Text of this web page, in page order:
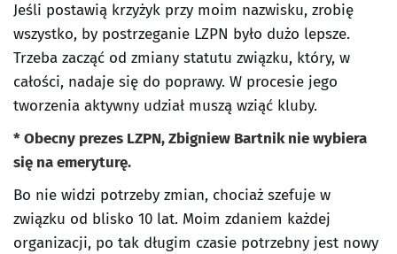
Jeśli postawią krzyżyk przy moim nazwisku, zrobię
wszystko, by postrzeganie LZPN było dużo lepsze.
Trzeba zacząć od zmiany statutu związku, który, w
całości, nadaje się do poprawy. W procesie jego
tworzenia aktywny udział muszą wziąć kluby.
* Obecny prezes LZPN, Zbigniew Bartnik nie wybiera
się na emeryturę.
Bo nie widzi potrzeby zmian, chociaż szefuje w
związku od blisko 10 lat. Moim zdaniem każdej
organizacji, po tak długim czasie potrzebny jest nowy